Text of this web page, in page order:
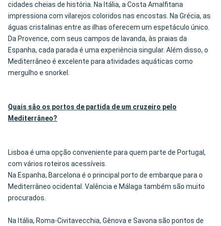
cidades cheias de história. Na Itália, a Costa Amalfitana
impressiona com vilarejos coloridos nas encostas. Na Grécia, as
águas cristalinas entre as ilhas oferecem um espetáculo único.
Da Provence, com seus campos de lavanda, às praias da
Espanha, cada parada é uma experiência singular. Além disso, o
Mediterrâneo é excelente para atividades aquáticas como
mergulho e snorkel.
Quais são os portos de partida de um cruzeiro pelo
Mediterrâneo?
Lisboa é uma opção conveniente para quem parte de Portugal,
com vários roteiros acessíveis.
Na Espanha, Barcelona é o principal porto de embarque para o
Mediterrâneo ocidental. Valência e Málaga também são muito
procurados.
Na Itália, Roma-Civitavecchia, Gênova e Savona são pontos de